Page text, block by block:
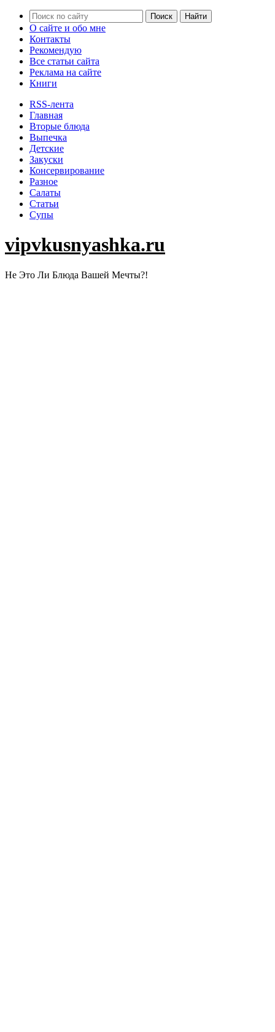
О сайте и обо мне
Контакты
Рекомендую
Все статьи сайта
Реклама на сайте
Книги
RSS-лента
Главная
Вторые блюда
Выпечка
Детские
Закуски
Консервирование
Разное
Салаты
Статьи
Супы
vipvkusnyashka.ru
Не Это Ли Блюда Вашей Мечты?!